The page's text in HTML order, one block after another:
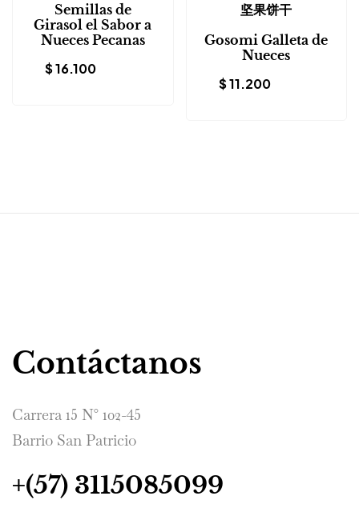
Semillas de
Girasol el Sabor a
Nueces Pecanas
$16.100
坚果饼干
Gosomi Galleta de
Nueces
$11.200
Contáctanos
Carrera 15 N° 102-45
Barrio San Patricio
+(57) 3115085099